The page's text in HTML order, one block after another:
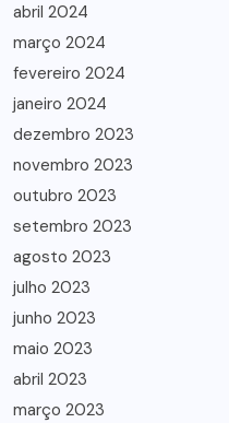
abril 2024
março 2024
fevereiro 2024
janeiro 2024
dezembro 2023
novembro 2023
outubro 2023
setembro 2023
agosto 2023
julho 2023
junho 2023
maio 2023
abril 2023
março 2023